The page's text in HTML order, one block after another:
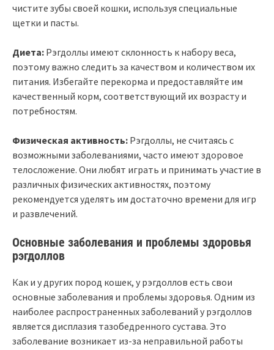
чистите зубы своей кошки, используя специальные
щетки и пасты.
Диета: Рэгдоллы имеют склонность к набору веса,
поэтому важно следить за качеством и количеством их
питания. Избегайте перекорма и предоставляйте им
качественный корм, соответствующий их возрасту и
потребностям.
Физическая активность: Рэгдоллы, не считаясь с
возможными заболеваниями, часто имеют здоровое
телосложение. Они любят играть и принимать участие в
различных физических активностях, поэтому
рекомендуется уделять им достаточно времени для игр
и развлечений.
Основные заболевания и проблемы здоровья
рэгдоллов
Как и у других пород кошек, у рэгдоллов есть свои
основные заболевания и проблемы здоровья. Одним из
наиболее распространенных заболеваний у рэгдоллов
является дисплазия тазобедренного сустава. Это
заболевание возникает из-за неправильной работы